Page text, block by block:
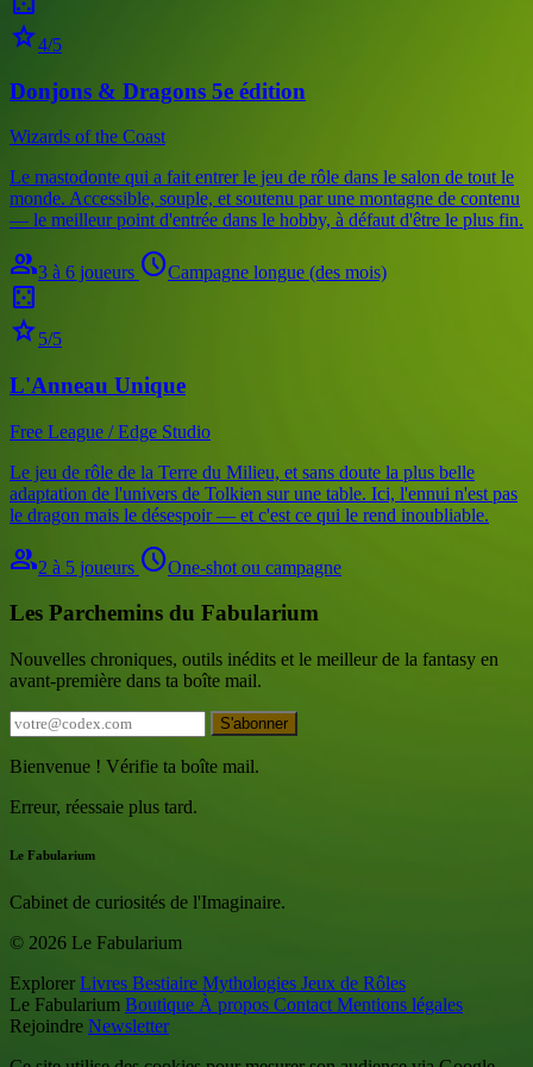
star4/5
Donjons & Dragons 5e édition
Wizards of the Coast
Le mastodonte qui a fait entrer le jeu de rôle dans le salon de tout le
monde. Accessible, souple, et soutenu par une montagne de contenu
— le meilleur point d'entrée dans le hobby, à défaut d'être le plus fin.
group3 à 6 joueurs scheduleCampagne longue (des mois)
casino
star5/5
L'Anneau Unique
Free League / Edge Studio
Le jeu de rôle de la Terre du Milieu, et sans doute la plus belle
adaptation de l'univers de Tolkien sur une table. Ici, l'ennui n'est pas
le dragon mais le désespoir — et c'est ce qui le rend inoubliable.
group2 à 5 joueurs scheduleOne-shot ou campagne
Les Parchemins du Fabularium
Nouvelles chroniques, outils inédits et le meilleur de la fantasy en
avant-première dans ta boîte mail.
S'abonner
Bienvenue ! Vérifie ta boîte mail.
Erreur, réessaie plus tard.
Le Fabularium
Cabinet de curiosités de l'Imaginaire.
© 2026 Le Fabularium
Explorer Livres Bestiaire Mythologies Jeux de Rôles
Le Fabularium Boutique À propos Contact Mentions légales
Rejoindre Newsletter